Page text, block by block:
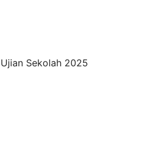
Ujian Sekolah 2025